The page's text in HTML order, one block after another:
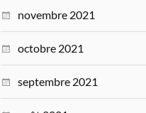
novembre 2021
octobre 2021
septembre 2021